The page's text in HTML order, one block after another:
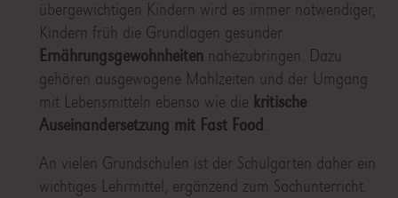
übergewichtigen Kindern wird es immer notwendiger,
Kindern früh die Grundlagen gesunder
Ernährungsgewohnheiten nahezubringen. Dazu
gehören ausgewogene Mahlzeiten und der Umgang
mit Lebensmitteln ebenso wie die kritische
Auseinandersetzung mit Fast Food
An vielen Grundschulen ist der Schulgarten daher ein
wichtiges Lehrmittel, ergänzend zum Sachunterricht.